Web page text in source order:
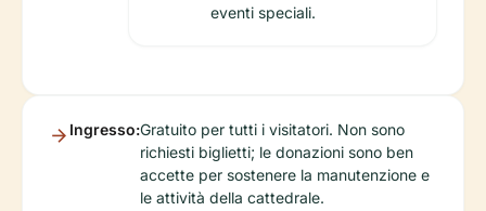
eventi speciali.
Ingresso:Gratuito per tutti i visitatori. Non sono
richiesti biglietti; le donazioni sono ben
accette per sostenere la manutenzione e
le attività della cattedrale.